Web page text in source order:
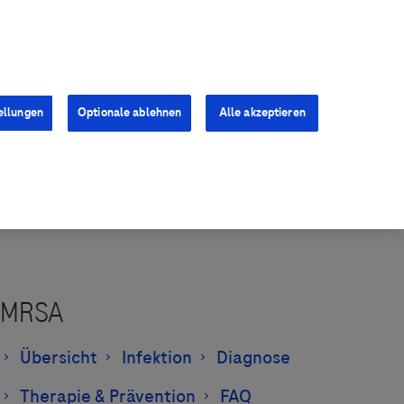
Optionale ablehnen Alle akzeptieren